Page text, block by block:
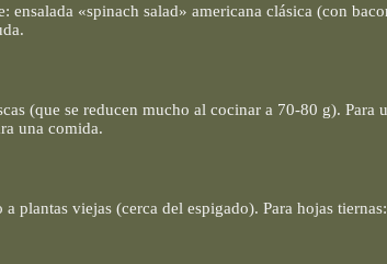
ensalada «spinach salad» americana clásica (con
(que se reducen mucho al cocinar a 70-80 g).
una comida.
plantas viejas (cerca del espigado). Para hojas